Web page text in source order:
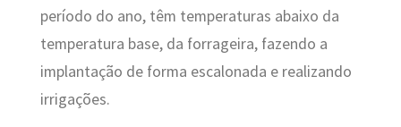
período do ano, têm temperaturas abaixo da
temperatura base, da forrageira, fazendo a
implantação de forma escalonada e realizando
irrigações.